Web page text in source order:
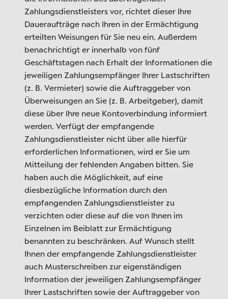
Zahlungsdienstleisters vor, richtet dieser Ihre
Daueraufträge nach Ihren in der Ermächtigung
erteilten Weisungen für Sie neu ein. Außerdem
benachrichtigt er innerhalb von fünf
Geschäftstagen nach Erhalt der Informationen die
jeweiligen Zahlungsempfänger Ihrer Lastschriften
(z. B. Vermieter) sowie die Auftraggeber von
Überweisungen an Sie (z. B. Arbeitgeber), damit
diese über Ihre neue Kontoverbindung informiert
werden. Verfügt der empfangende
Zahlungsdienstleister nicht über alle hierfür
erforderlichen Informationen, wird er Sie um
Mitteilung der fehlenden Angaben bitten. Sie
haben auch die Möglichkeit, auf eine
diesbezügliche Information durch den
empfangenden Zahlungsdienstleister zu
verzichten oder diese auf die von Ihnen im
Einzelnen im Beiblatt zur Ermächtigung
benannten zu beschränken. Auf Wunsch stellt
Ihnen der empfangende Zahlungsdienstleister
auch Musterschreiben zur eigenständigen
Information der jeweiligen Zahlungsempfänger
Ihrer Lastschriften sowie der Auftraggeber von